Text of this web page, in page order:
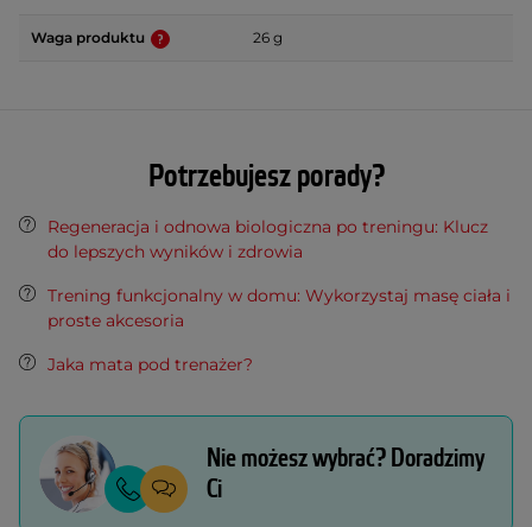
Waga produktu 26 g
Potrzebujesz porady?
Regeneracja i odnowa biologiczna po treningu: Klucz
do lepszych wyników i zdrowia
Trening funkcjonalny w domu: Wykorzystaj masę ciała i
proste akcesoria
Jaka mata pod trenażer?
Nie możesz wybrać? Doradzimy
Ci